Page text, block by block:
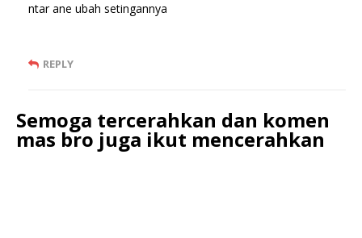
ntar ane ubah setingannya
REPLY
Semoga tercerahkan dan komen
mas bro juga ikut mencerahkan